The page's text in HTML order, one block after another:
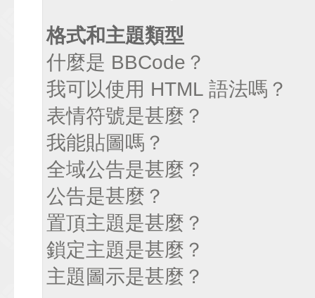
格式和主題類型
什麼是 BBCode？
我可以使用 HTML 語法嗎？
表情符號是甚麼？
我能貼圖嗎？
全域公告是甚麼？
公告是甚麼？
置頂主題是甚麼？
鎖定主題是甚麼？
主題圖示是甚麼？